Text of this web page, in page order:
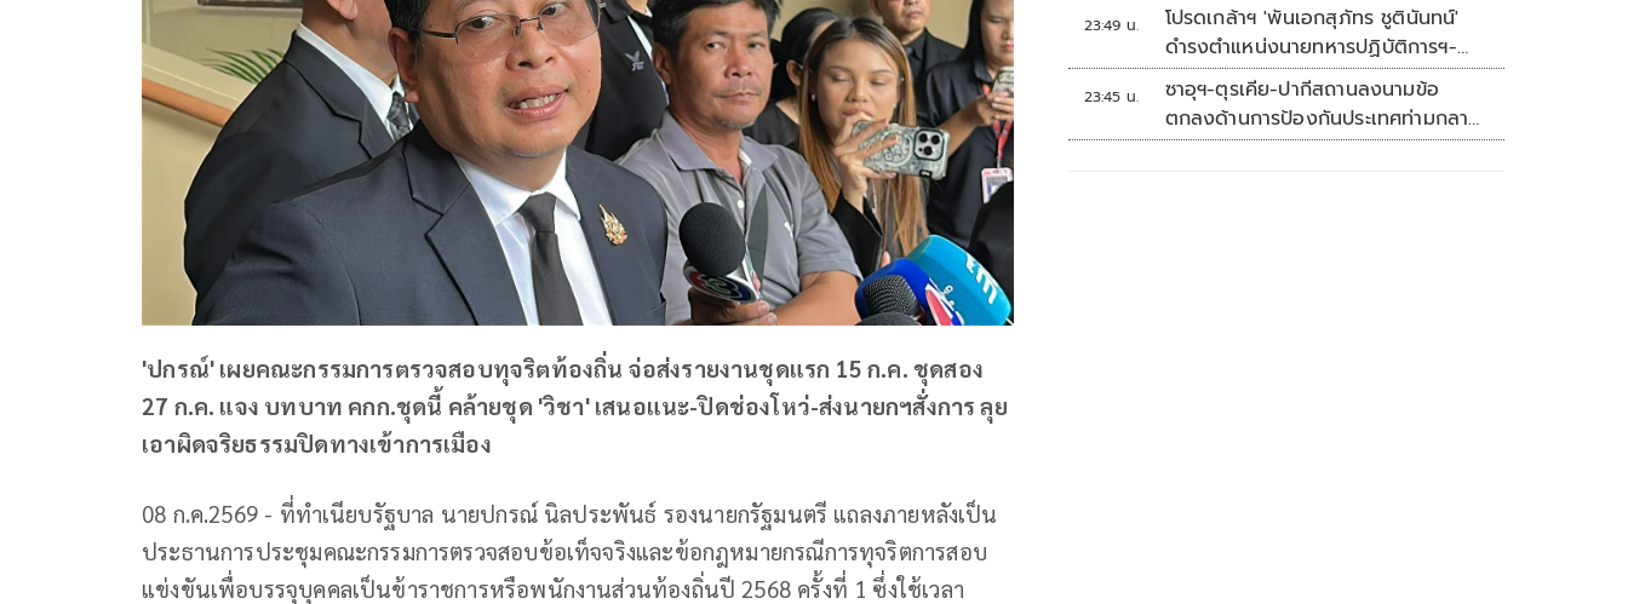
'ปกรณ์' เผยคณะกรรมการตรวจสอบทุจริตท้องถิ่น จ่อส่งรายงานชุดแรก 15 ก.ค. ชุดสอง
27 ก.ค. แจง บทบาท คกก.ชุดนี้ คล้ายชุด 'วิชา' เสนอแนะ-ปิดช่องโหว่-ส่งนายกฯสั่งการ ลุย
เอาผิดจริยธรรมปิดทางเข้าการเมือง
08 ก.ค.2569 - ที่ทำเนียบรัฐบาล นายปกรณ์ นิลประพันธ์ รองนายกรัฐมนตรี แถลงภายหลังเป็น
ประธานการประชุมคณะกรรมการตรวจสอบข้อเท็จจริงและข้อกฎหมายกรณีการทุจริตการสอบ
แข่งขันเพื่อบรรจุบุคคลเป็นข้าราชการหรือพนักงานส่วนท้องถิ่นปี 2568 ครั้งที่ 1 ซึ่งใช้เวลา
23:49 น.
โปรดเกล้าฯ 'พันเอกสุภัทร ชูตินันทน์'
ดำรงตำแหน่งนายทหารปฏิบัติการฯ-
พระราชทานยศ 'พลตรี'
23:45 น.
ซาอุฯ-ตุรเคีย-ปากีสถานลงนามข้อ
ตกลงด้านการป้องกันประเทศท่ามกลาง
สงครามในภูมิภาค